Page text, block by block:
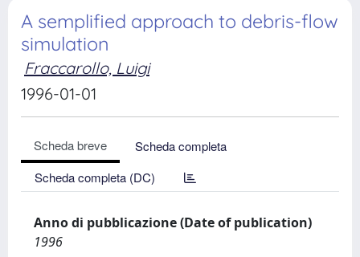
A semplified approach to debris-flow
simulation
Fraccarollo, Luigi
1996-01-01
Scheda breve
Scheda completa
Scheda completa (DC)
Anno di pubblicazione (Date of publication)
1996